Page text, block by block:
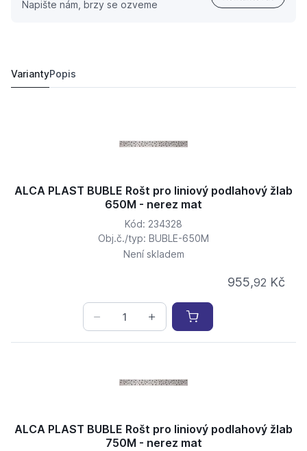
Napište nám, brzy se ozveme
VariantyPopis
ALCA PLAST BUBLE Rošt pro liniový podlahový žlab
650M - nerez mat
Kód: 234328
Obj.č./typ: BUBLE-650M
Není skladem
955,92 Kč
ALCA PLAST BUBLE Rošt pro liniový podlahový žlab
750M - nerez mat